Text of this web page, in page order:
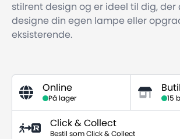
stilrent design og er ideel til dig, der
designe din egen lampe eller
eksisterende.
Online
På lager 15
Click & Collect
Bestil som Click & Collect